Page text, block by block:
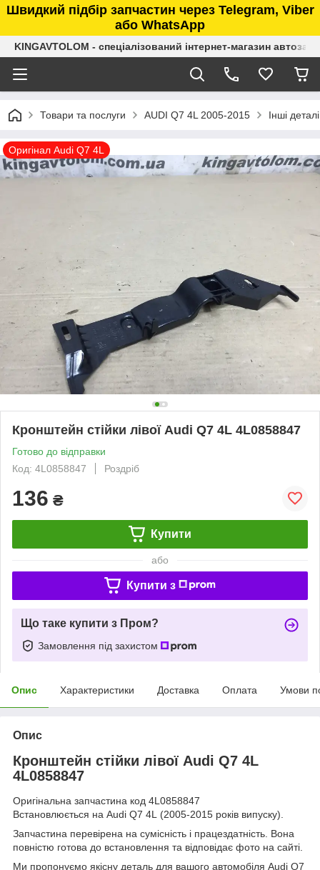
Швидкий підбір запчастин через Telegram, Viber
або WhatsApp
KINGAVTOLOM - спеціалізований інтернет-магазин
Товари та послуги AUDI Q7 4L 2005-2015 Інші деталі
Оригінал Audi Q7 4L
Кронштейн стійки лівої Audi Q7 4L 4L0858847
Готово до відправки
Код: 4L0858847
Роздріб
136 ₴
Купити
або
Купити з
Що таке купити з Пром?
Замовлення під захистом
Опис Характеристики Доставка Оплата Умови
Опис
Кронштейн стійки лівої Audi Q7 4L
4L0858847
Оригінальна запчастина код 4L0858847
Встановлюється на Audi Q7 4L (2005-2015 років випуску).
Запчастина перевірена на сумісність і працездатність. Вона
повністю готова до встановлення та відповідає фото на сайті.
Ми пропонуємо якісну деталь для вашого автомобіля Audi Q7